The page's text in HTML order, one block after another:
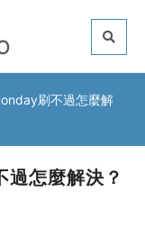
刷不過怎麼解
怎麼解決？